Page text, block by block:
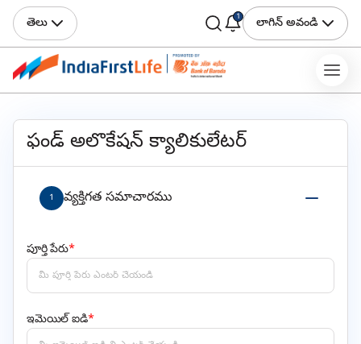
తెలు 1 లాగిన్ అవండి
ఫండ్ అలొకేషన్ క్యాలికులేటర్
1 వ్యక్తిగత సమాచారము
పూర్తి పేరు*
ఇమెయిల్ ఐడి*